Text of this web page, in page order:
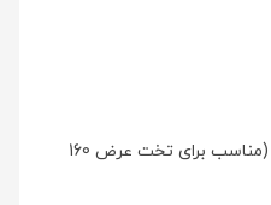
1 عدد لحاف با ابعاد 220×230 (مناسب برای تخت عرض 160